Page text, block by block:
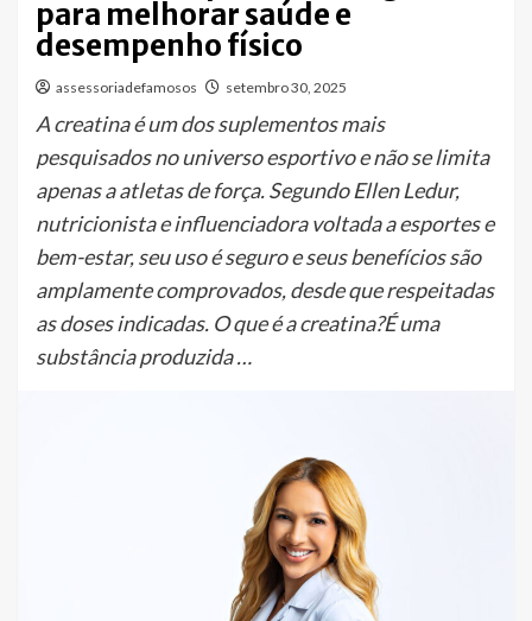
para melhorar saúde e
desempenho físico
assessoriadefamosos setembro 30, 2025
A creatina é um dos suplementos mais
pesquisados no universo esportivo e não se limita
apenas a atletas de força. Segundo Ellen Ledur,
nutricionista e influenciadora voltada a esportes e
bem-estar, seu uso é seguro e seus benefícios são
amplamente comprovados, desde que respeitadas
as doses indicadas. O que é a creatina?É uma
substância produzida …